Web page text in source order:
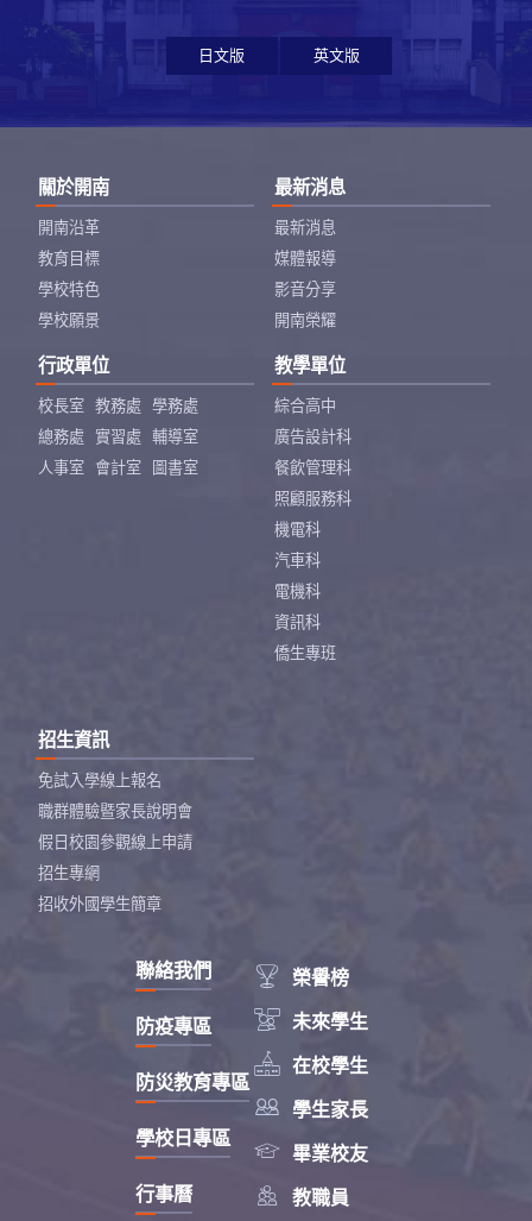
日文版 英文版
關於開南
開南沿革
教育目標
學校特色
學校願景
最新消息
最新消息
媒體報導
影音分享
開南榮耀
行政單位
校長室 教務處
學務處
總務處
實習處
輔導室
人事室
會計室 圖書室
教學單位
綜合高中
廣告設計科
餐飲管理科
照顧服務科
機電科
汽車科
電機科
資訊科
僑生專班
招生資訊
免試入學線上報名
職群體驗暨家長說明會
假日校園參觀線上申請
招生專網
招收外國學生簡章
 榮譽榜
 未來學生
 在校學生
 學生家長
 畢業校友
 教職員
聯絡我們
防疫專區
防災教育專區
學校日專區
行事曆